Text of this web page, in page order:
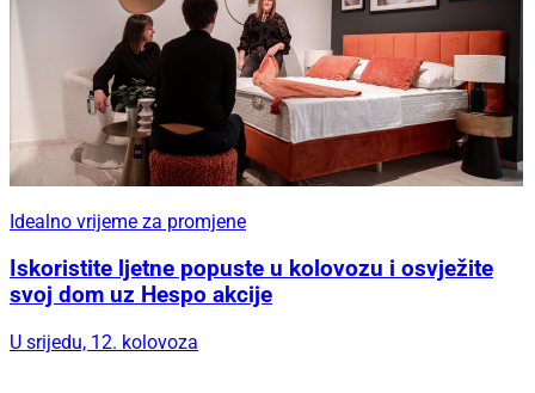
Idealno vrijeme za promjene
Iskoristite ljetne popuste u kolovozu i osvježite
svoj dom uz Hespo akcije
U srijedu, 12. kolovoza